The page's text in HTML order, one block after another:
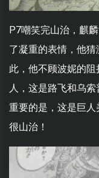
P7嘲笑完山治，麒
了凝重的表情，他
此，他不顾波妮的
人，这是路飞和乌
重要的是，这是巨
很山治！